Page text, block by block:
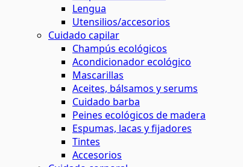
Lengua
Utensilios/accesorios
Cuidado capilar
Champús ecológicos
Acondicionador ecológico
Mascarillas
Aceites, bálsamos y serums
Cuidado barba
Peines ecológicos de madera
Espumas, lacas y fijadores
Tintes
Accesorios